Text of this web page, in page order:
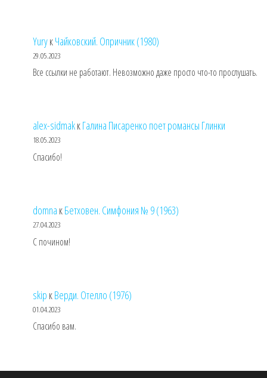
YuryкЧайковский. Опричник (1980)
29.05.2023
Все ссылки не работают. Невозможно даже просто что-то прослушать.
alex-sidmakкГалина Писаренко поет романсы Глинки
18.05.2023
Спасибо!
domna кБетховен. Симфония № 9 (1963)
27.04.2023
С почином!
skip кВерди. Отелло (1976)
01.04.2023
Спасибо вам.